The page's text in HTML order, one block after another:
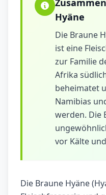
Hyäne
Die Braune
ist eine
zur Familie
Afrika
beheimatet
Namibias
werden. Die
vor Kälte
Die Braune Hyäne